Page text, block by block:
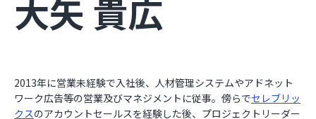
大矢 貴広
2013年に営業未経験で入社後、人材管理システムやアドネット
ワーク広告等の営業及びマネジメントに従事。傍らでセレブリッ
クスのアカウントセールスを経験した後、プロジェクトリーダー